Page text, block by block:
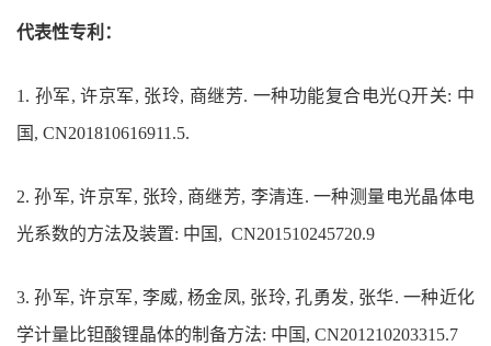
代表性专利：
1. 孙军, 许京军, 张玲, 商继芳. 一种功能复合电光Q开关: 中
国, CN201810616911.5.
2.孙军, 许京军, 张玲, 商继芳, 李清连. 一种测量电光晶体电
光系数的方法及装置: 中国, CN201510245720.9
3.孙军, 许京军, 李威, 杨金凤, 张玲, 孔勇发, 张华. 一种近化
学计量比钽酸锂晶体的制备方法: 中国, CN201210203315.7